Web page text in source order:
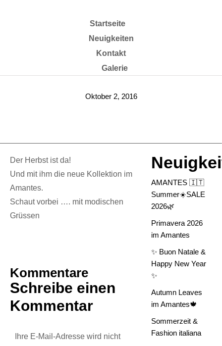
Startseite
Neuigkeiten
Kontakt
Galerie
Oktober 2, 2016
Der Herbst ist da!
Und mit ihm die neue Kollektion im
Amantes.
Schaut vorbei …. mit modischen
Grüssen
Kommentare
Schreibe einen
Kommentar
Ihre E-Mail-Adresse wird nicht
AMANTES 🇮🇹
Summer☀️SALE
2026🌿
Primavera 2026
im Amantes
✨ Buon Natale &
Happy New Year
✨
Autumn Leaves
im Amantes🍁
Sommerzeit &
Fashion italiana